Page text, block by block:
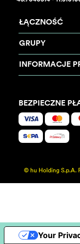
ŁĄCZNOŚĆ
GRUPY
INFORMACJE
BEZPIECZNE
© hu Holding S.p.A.
Your